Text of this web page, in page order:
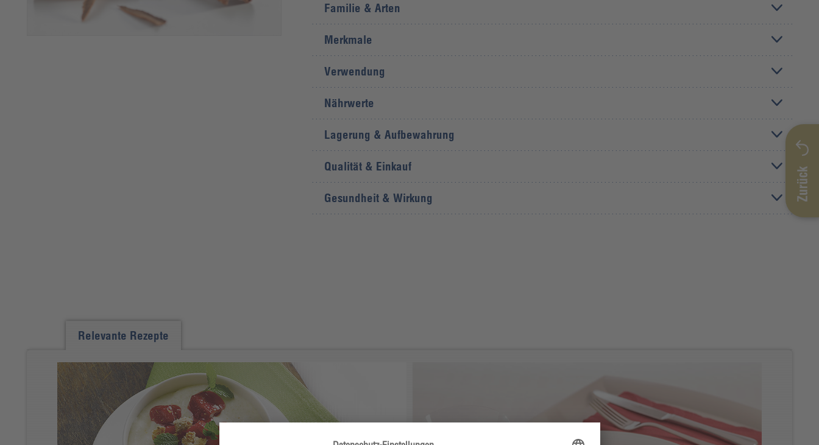
Familie & Arten
Merkmale
Verwendung
Nährwerte
Lagerung & Aufbewahrung
Qualität & Einkauf
Gesundheit & Wirkung
Relevante Rezepte